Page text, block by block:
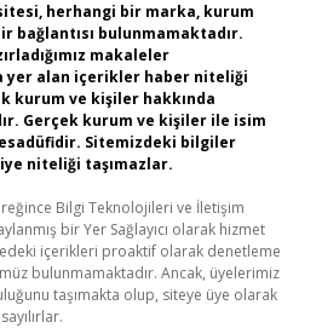
herhangi bir marka, kurum
bağlantısı bulunmamaktadır.
makaleler
yer alan içerikler haber niteliği
kurum ve kişiler hakkında
Gerçek kurum ve kişiler ile isim
Sitemizdeki bilgiler
niteliği taşımazlar.
Bilgi Teknolojileri ve İletişim
bir Yer Sağlayıcı olarak hizmet
içerikleri proaktif olarak denetleme
bulunmamaktadır. Ancak, üyelerimiz
taşımakta olup, siteye üye olarak